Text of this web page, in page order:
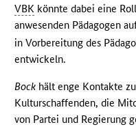
VBK könnte dabei eine
anwesenden Pädagogen
in Vorbereitung des
entwickeln.
Bock hält enge Kontakte
Kulturschaffenden, die
von Partei und Regierung